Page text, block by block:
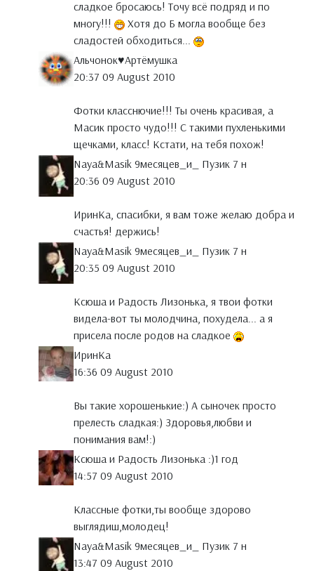
сладкое бросаюсь! Точу всё подряд и по
многу!!!
Хотя до Б могла вообще без
сладостей обходиться...
Альчонок♥Артёмушка
20:37 09 August 2010
Фотки класснючие!!! Ты очень красивая, а
Масик просто чудо!!! С такими пухленькими
щечками, класс! Кстати, на тебя похож!
Naya&Masik 9месяцев_и_ Пузик 7 н
20:36 09 August 2010
ИринКа, спасибки, я вам тоже желаю добра и
счастья! держись!
Naya&Masik 9месяцев_и_ Пузик 7 н
20:35 09 August 2010
Ксюша и Радость Лизонька, я твои фотки
видела-вот ты молодчина, похудела... а я
присела после родов на сладкое
ИринКа
16:36 09 August 2010
Вы такие хорошенькие:) А сыночек просто
прелесть сладкая:) Здоровья,любви и
понимания вам!:)
Ксюша и Радость Лизонька :)1 год
14:57 09 August 2010
Классные фотки,ты вообще здорово
выглядиш,молодец!
Naya&Masik 9месяцев_и_ Пузик 7 н
13:47 09 August 2010